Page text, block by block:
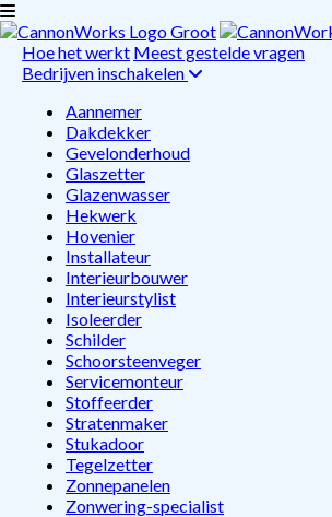
Hoe het werkt Meest gestelde vragen
Bedrijven inschakelen
Aannemer
Dakdekker
Gevelonderhoud
Glaszetter
Glazenwasser
Hekwerk
Hovenier
Installateur
Interieurbouwer
Interieurstylist
Isoleerder
Schilder
Schoorsteenveger
Servicemonteur
Stoffeerder
Stratenmaker
Stukadoor
Tegelzetter
Zonnepanelen
Zonwering-specialist